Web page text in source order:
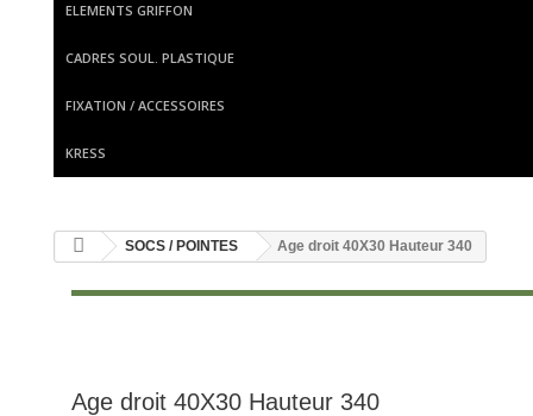
ELEMENTS GRIFFON
CADRES SOUL. PLASTIQUE
FIXATION / ACCESSOIRES
KRESS
SOCS / POINTES Age droit 40X30 Hauteur 340
Age droit 40X30 Hauteur 340